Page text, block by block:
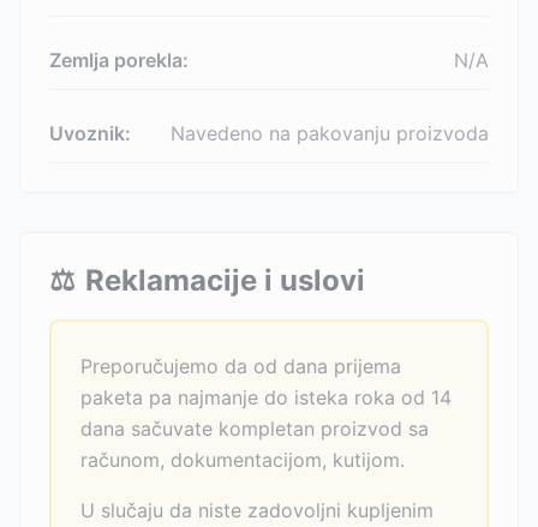
Zemlja porekla: N/A
Uvoznik: Navedeno na pakovanju proizvoda
⚖️ Reklamacije i uslovi
Preporučujemo da od dana prijema
paketa pa najmanje do isteka roka od 14
dana sačuvate kompletan proizvod sa
računom, dokumentacijom, kutijom.
U slučaju da niste zadovoljni kupljenim